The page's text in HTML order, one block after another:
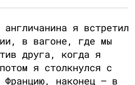
англичанина я встретил
в вагоне, где мы
друга, когда я
я столкнулся с
наконец — в